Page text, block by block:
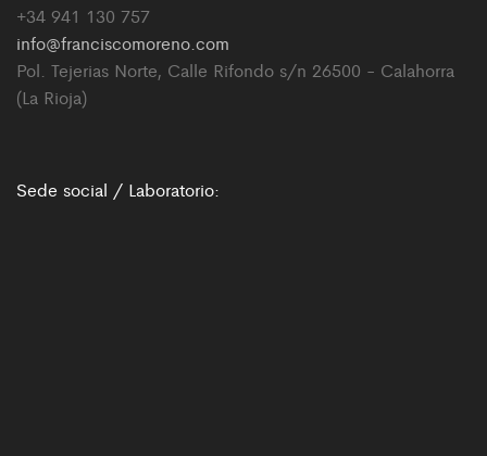
+34 941 130 757
info@franciscomoreno.com
Pol. Tejerias Norte, Calle Rifondo s/n 26500 - Calahorra
(La Rioja)
Sede social / Laboratorio: